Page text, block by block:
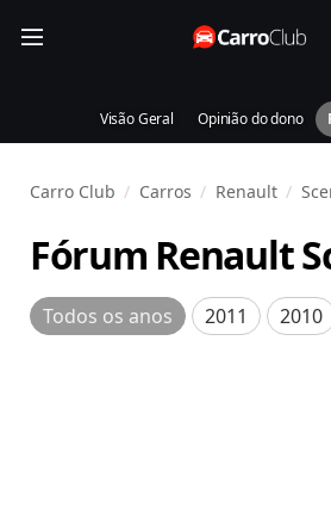
Visão Geral Opinião do dono
Carro Club Carros Renault
Fórum Renault
Todos os anos 2011 2010